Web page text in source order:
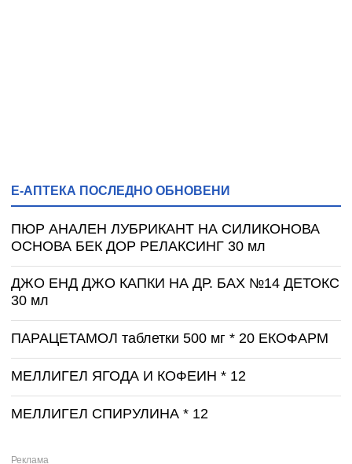
Е-АПТЕКА ПОСЛЕДНО ОБНОВЕНИ
ПЮР АНАЛЕН ЛУБРИКАНТ НА СИЛИКОНОВА
ОСНОВА БЕК ДОР РЕЛАКСИНГ 30 мл
ДЖО ЕНД ДЖО КАПКИ НА ДР. БАХ №14 ДЕТОКС
30 мл
ПАРАЦЕТАМОЛ таблетки 500 мг * 20 ЕКОФАРМ
МЕЛЛИГЕЛ ЯГОДА И КОФЕИН * 12
МЕЛЛИГЕЛ СПИРУЛИНА * 12